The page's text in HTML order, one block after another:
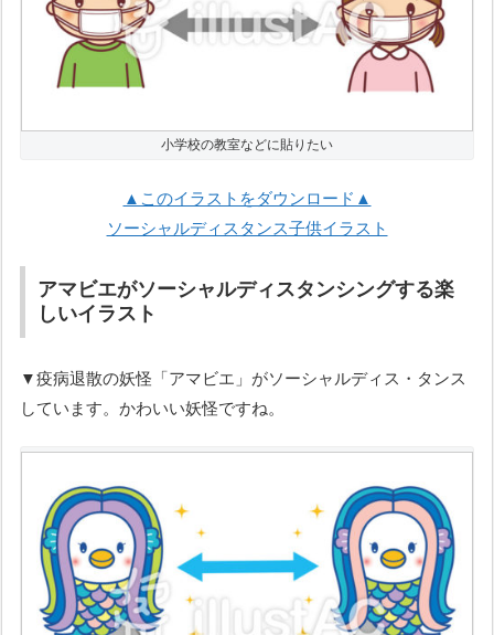
小学校の教室などに貼りたい
▲このイラストをダウンロード▲
ソーシャルディスタンス子供イラスト
アマビエがソーシャルディスタンシングする楽
しいイラスト
▼疫病退散の妖怪「アマビエ」がソーシャルディス・タンス
しています。かわいい妖怪ですね。